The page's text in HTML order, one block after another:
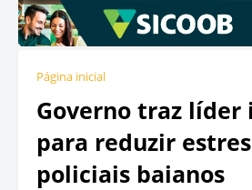
Página inicial
Governo traz líder
para reduzir
policiais baianos